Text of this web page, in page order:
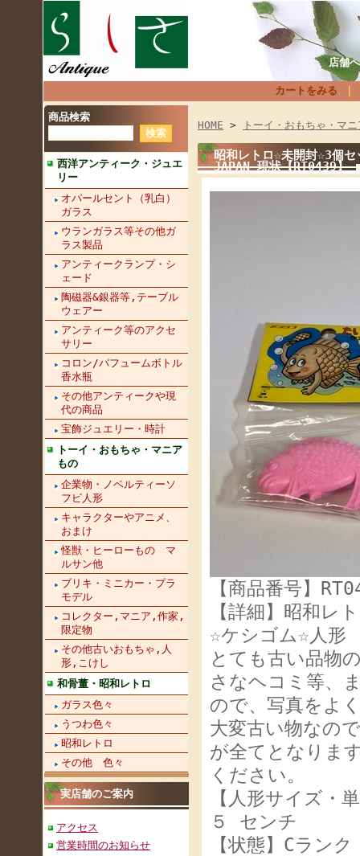
店舗
カートをみる
商品検索
西洋アンティーク・ジュエ
リー
オパールセント（乳白）
ガラス
ウランガラス等その他ガ
ラス製品
アンティークランプ・シ
ェード
陶磁器&銀器等,テーブル
ウェアー
アンティーク等のアクセ
サリー
コロン/パフュームボトル
香水瓶
その他アンティークや現
代の商品
宝飾ジュエリー・時計
トーイ・おもちゃ・マニア
もの
企業物・ノベルティーソ
フビ人形
キャラクターやアニメ、
おまけ
怪獣・ヒーローもの マ
ルサン他
ブリキ・ミニカー・プラ
モデル
コレクター,マニア,作家,
限定物
その他古いおもちゃ,人
形,こけし
和骨董・昭和レトロ
ガラス色々
うつわ色々
昭和レトロ
その他 色々
実店舗のご案内
アクセス
営業時間のお知らせ
HOME > トーイ・おもちゃ・マ
昭和レトロ☆未開封☆3個
JAPAN 現状【RT0439】
【商品番号】
【詳細】昭和レ
☆ケシゴム☆人形
とても古い品物
さなヘコミ等、
ので、写真をよ
大変古い物なの
が全てとなりま
ください。
【人形サイズ
５ センチ
【状態】Cラン